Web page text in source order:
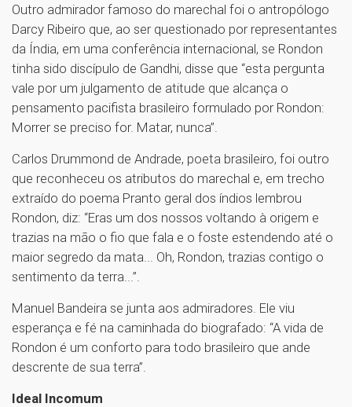
Outro admirador famoso do marechal foi o antropólogo
Darcy Ribeiro que, ao ser questionado por representantes
da Índia, em uma conferência internacional, se Rondon
tinha sido discípulo de Gandhi, disse que “esta pergunta
vale por um julgamento de atitude que alcança o
pensamento pacifista brasileiro formulado por Rondon:
Morrer se preciso for. Matar, nunca”.
Carlos Drummond de Andrade, poeta brasileiro, foi outro
que reconheceu os atributos do marechal e, em trecho
extraído do poema Pranto geral dos índios lembrou
Rondon, diz: “Eras um dos nossos voltando à origem e
trazias na mão o fio que fala e o foste estendendo até o
maior segredo da mata... Oh, Rondon, trazias contigo o
sentimento da terra...”.
Manuel Bandeira se junta aos admiradores. Ele viu
esperança e fé na caminhada do biografado: “A vida de
Rondon é um conforto para todo brasileiro que ande
descrente de sua terra”.
Ideal Incomum